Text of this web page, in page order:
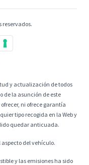
reservados.
y actualización de todos
de la asunción de este
ofrecer, ni ofrece garantía
tipo recogida en la Web y
quedar anticuada.
del vehículo.
y las emisiones ha sido